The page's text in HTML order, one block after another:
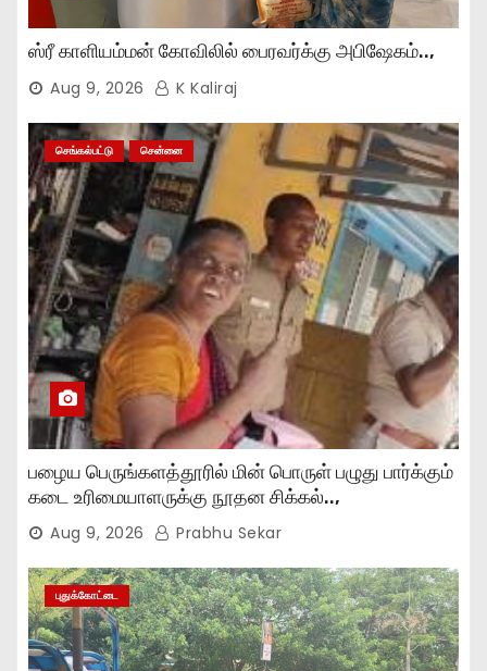
ஸ்ரீ காளியம்மன் கோவிலில் பைரவர்க்கு அபிஷேகம்..,
Aug 9, 2026 K Kaliraj
செங்கல்பட்டு சென்னை
பழைய பெருங்களத்தூரில் மின் பொருள் பழுது பார்க்கும்
கடை உரிமையாளருக்கு நூதன சிக்கல்..,
Aug 9, 2026 Prabhu Sekar
புதுக்கோட்டை